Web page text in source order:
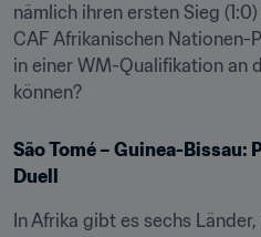
nämlich ihren ersten Sieg
CAF Afrikanischen Nationen-
in einer WM-Qualifikation an
können?
São Tomé – Guinea-
Duell
In Afrika gibt es sechs